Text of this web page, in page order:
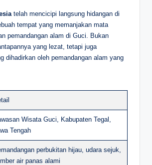
telah mencicipi langsung hidangan di
tempat yang memanjakan mata
pemandangan alam di Guci. Bukan
yang lezat, tetapi juga
dihadirkan oleh pemandangan alam yang
Wisata Guci, Kabupaten Tegal,
Tengah
perbukitan hijau, udara sejuk,
air panas alami